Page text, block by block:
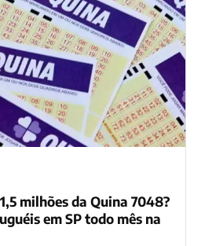
milhões da Quina 7048?
em SP todo mês na